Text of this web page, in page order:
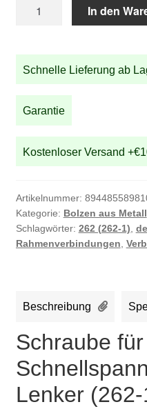
im
STRIDA-
(262-
1)
In den
Schnelle Lieferung ab
Garantie
Kostenloser Versand
Artikelnummer:
Kategorie: Bolzen aus Metall
Schlagwörter: 262 (262-1) de
Rahmenverbindungen
Beschreibung
Schraube für
Lenker (262-